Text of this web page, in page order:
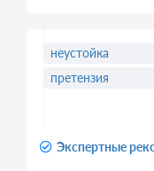
Экспертные
неустойка
претензия